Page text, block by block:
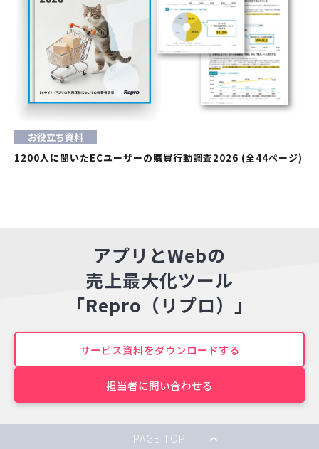
お役立ち資料
1200人に聞いたECユーザーの購買行動調査2026 (全44ページ)
アプリとWebの
売上最大化ツール
「Repro（リプロ）」
サービス資料をダウンロードする
担当者に問い合わせる
PAGE TOP